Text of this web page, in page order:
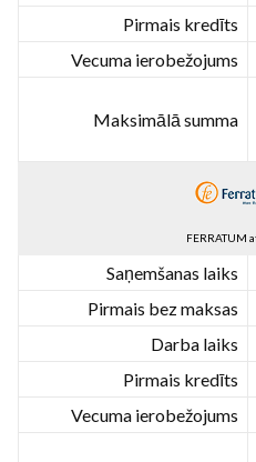
Pirmais kredīts
Vecuma ierobežojums
Maksimālā summa
FERRATUM
Saņemšanas laiks
Pirmais bez maksas
Darba laiks
Pirmais kredīts
Vecuma ierobežojums